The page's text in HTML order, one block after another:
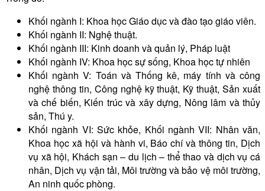
Khối ngành I: Khoa học Giáo dục và đào tạo giáo viên.
Khối ngành II: Nghệ thuật.
Khối ngành III: Kinh doanh và quản lý, Pháp luật
Khối ngành IV: Khoa học sự sống, Khoa học tự nhiên
Khối ngành V: Toán và Thống kê, máy tính và công
nghệ thông tin, Công nghệ kỹ thuật, Kỹ thuật, Sản xuất
và chế biến, Kiến trúc và xây dựng, Nông lâm và thủy
sản, Thú y.
Khối ngành VI: Sức khỏe, Khối ngành VII: Nhân văn,
Khoa học xã hội và hành vi, Báo chí và thông tin, Dịch
vụ xã hội, Khách sạn – du lịch – thể thao và dịch vụ cá
nhân, Dịch vụ vận tải, Môi trường và bảo vệ môi trường,
An ninh quốc phòng.